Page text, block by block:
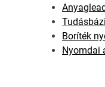
Boríték
Nyomdai